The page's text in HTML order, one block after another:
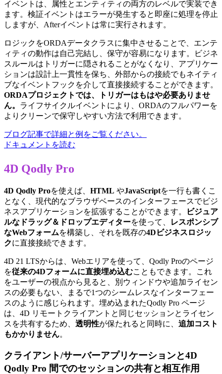
イベントは、属性とエンティティの両方のレベルで実装でき
ます。検証イベントはエラーが発生すると即座に処理を停止
しますが、Afterイベントは常に実行されます。
ロジックをORDAデータクラスに集中させることで、エンテ
ィティの動作は自己完結し、保守が容易になります。ビジネ
スルールはトリガーに隠されることがなくなり、アプリケー
ションは設計上一貫性を保ち、外部からの接続でもネイティ
ブなイベントフックを介して直接接続することができます。
ORDAプロジェクトでは、トリガーはもはや必要ありませ
ん。 ライフサイクルイベントにより、ORDAのフルパワーを
よりクリーンで保守しやすい方法で利用できます。
ブログ記事で詳細と例をご覧ください。
ドキュメントを読む
4D Qodly Pro
4D Qodly Proを使えば、 HTML やJavaScriptを一行も書くこ
となく、現代的なブラウザベースのインターフェースでビジ
ネスアプリケーションを拡張することができます。
ビジュア
ルなドラッグ＆ドロップエディターを使って、
レスポンシブ
なWebフォームを構築し、それを既存の4Dビジネスロジッ
クに直接接続できます。
4D 21 LTSからは、Webエリアを使って、Qodly Proのページ
を従来の4Dフォームに直接埋め込むこともできます。これ
をユーザーの視点から見ると、別ウィンドウや追加ライセン
スの必要もない、まるで1つのシームレスなインターフェー
スのように感じられます。埋め込まれたQodly Pro ページ
は、4D リモートクライアントと同じセッションとライセン
スを共有するため、 透明性が保たれると同時に、 追加コスト
もかかりません。
クライアント/サーバーアプリケーションと4D
Qodly Pro 間でのセッションの共有と相互作用